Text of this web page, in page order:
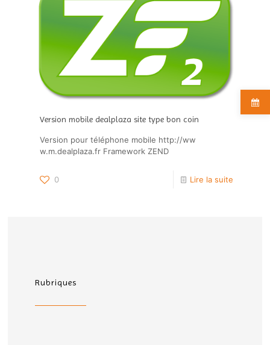
Version mobile dealplaza site type bon coin
Version pour téléphone mobile http://ww
w.m.dealplaza.fr Framework ZEND
0 Lire la suite
Rubriques